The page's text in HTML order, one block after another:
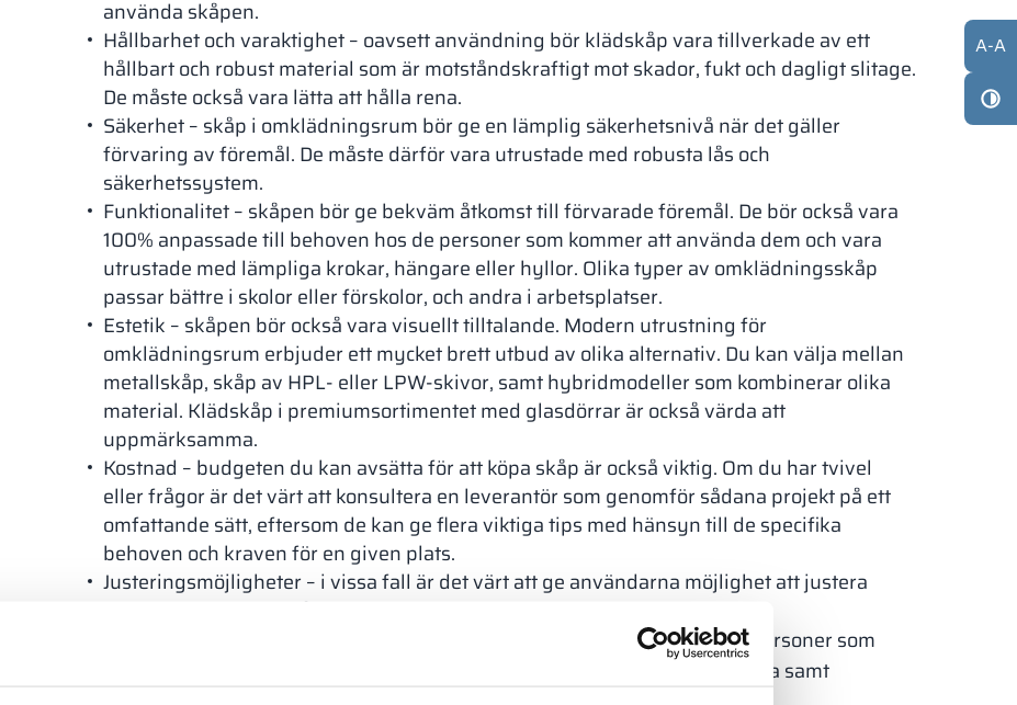
använda skåpen.
Hållbarhet och varaktighet – oavsett användning bör klädskåp vara tillverkade av ett
hållbart och robust material som är motståndskraftigt mot skador, fukt och dagligt slitage.
De måste också vara lätta att hålla rena.
Säkerhet – skåp i omklädningsrum bör ge en lämplig säkerhetsnivå när det gäller
förvaring av föremål. De måste därför vara utrustade med robusta lås och
säkerhetssystem.
Funktionalitet – skåpen bör ge bekväm åtkomst till förvarade föremål. De bör också vara
100% anpassade till behoven hos de personer som kommer att använda dem och vara
utrustade med lämpliga krokar, hängare eller hyllor. Olika typer av omklädningsskåp
passar bättre i skolor eller förskolor, och andra i arbetsplatser.
Estetik – skåpen bör också vara visuellt tilltalande. Modern utrustning för
omklädningsrum erbjuder ett mycket brett utbud av olika alternativ. Du kan välja mellan
metallskåp, skåp av HPL- eller LPW-skivor, samt hybridmodeller som kombinerar olika
material. Klädskåp i premiumsortimentet med glasdörrar är också värda att
uppmärksamma.
Kostnad – budgeten du kan avsätta för att köpa skåp är också viktig. Om du har tvivel
eller frågor är det värt att konsultera en leverantör som genomför sådana projekt på ett
omfattande sätt, eftersom de kan ge flera viktiga tips med hänsyn till de specifika
behoven och kraven för en given plats.
Justeringsmöjligheter – i vissa fall är det värt att ge användarna möjlighet att justera
krokar eller hyllor i skåpet enligt individuella behov.
Skåp till omklädningsrum bör anpassas till utrymmet och behoven hos de personer som
kommer att använda dem. Sådana möbler måste dock vara hållbara och säkra samt
A-A